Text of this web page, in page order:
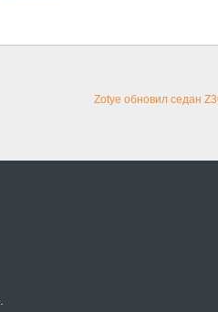
Zotye обновил седан